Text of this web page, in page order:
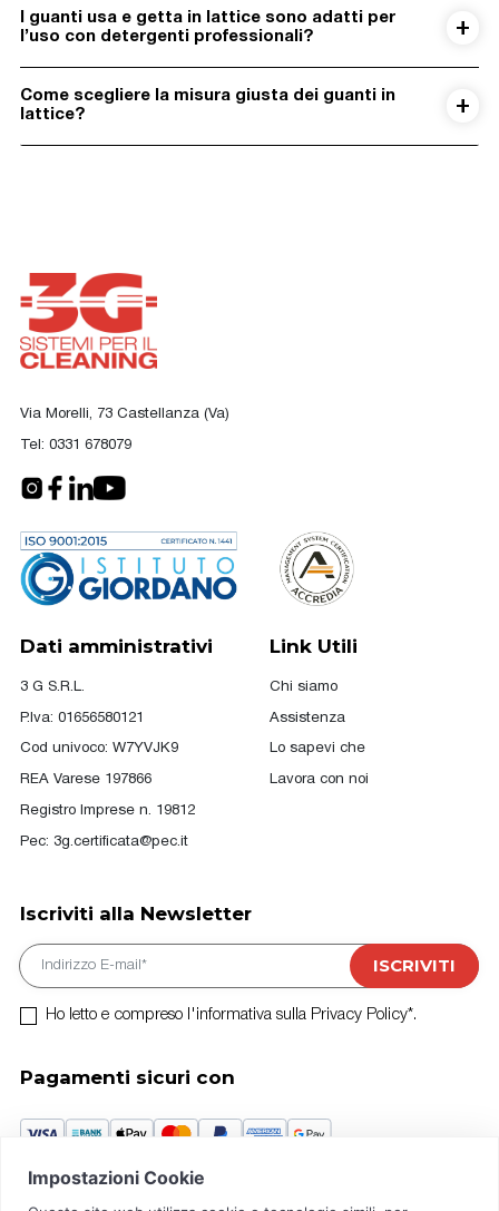
I guanti usa e getta in lattice sono adatti per
l’uso con detergenti professionali?
Come scegliere la misura giusta dei guanti in
lattice?
Via Morelli, 73 Castellanza (Va)
Tel: 0331 678079
Dati amministrativi
3 G S.R.L.
P.Iva: 01656580121
Cod univoco: W7YVJK9
REA Varese 197866
Registro Imprese n. 19812
Pec: 3g.certificata@pec.it
Link Utili
Chi siamo
Assistenza
Lo sapevi che
Lavora con noi
Iscriviti alla Newsletter
E-mail
ISCRIVITI
Ho letto e compreso l'informativa sulla Privacy Policy*.
Pagamenti sicuri con
Crédit Agricole Piazza Vittorio Emanuele II, n.5 Busto A. (VA)